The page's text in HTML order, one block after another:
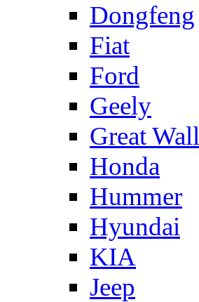
Dongfeng
Fiat
Ford
Geely
Great Wall
Honda
Hummer
Hyundai
KIA
Jeep